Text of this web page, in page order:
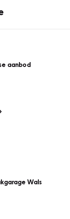
aanbod
Wals